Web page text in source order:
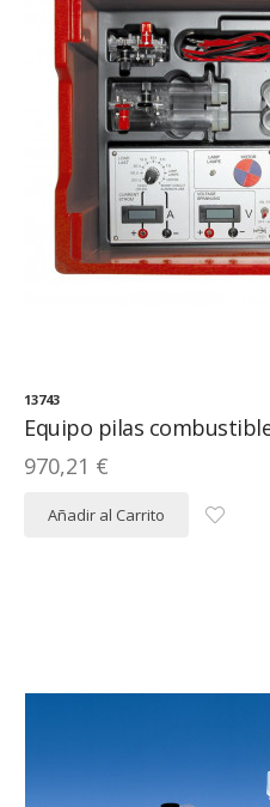
13743
Equipo pilas
970,21 €
Añadir al Carrito